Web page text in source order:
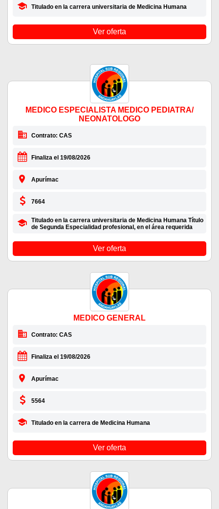
Titulado en la carrera universitaria de Medicina Humana
Ver oferta
MEDICO ESPECIALISTA MEDICO PEDIATRA/
NEONATOLOGO
Contrato: CAS
Finaliza el 19/08/2026
Apurímac
7664
Titulado en la carrera universitaria de Medicina Humana Título
de Segunda Especialidad profesional, en el área requerida
Ver oferta
MEDICO GENERAL
Contrato: CAS
Finaliza el 19/08/2026
Apurímac
5564
Titulado en la carrera de Medicina Humana
Ver oferta